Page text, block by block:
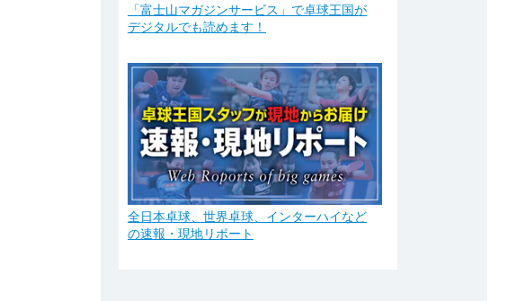
「富士山マガジンサービス」で卓球王国が
デジタルでも読めます！
全日本卓球、世界卓球、インターハイなど
の速報・現地リポート